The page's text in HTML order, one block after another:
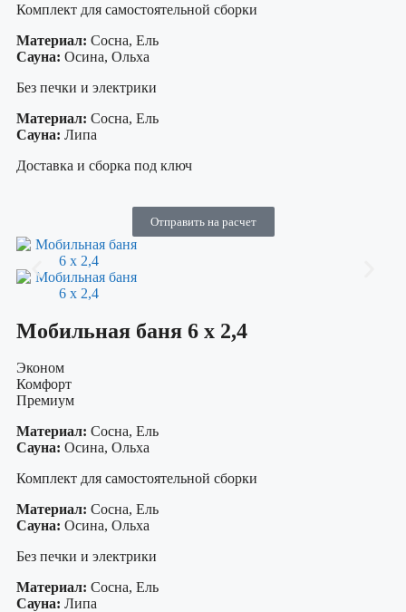
Комплект для самостоятельной сборки
Материал: Сосна, Ель
Сауна: Осина, Ольха
Без печки и электрики
Материал: Сосна, Ель
Сауна: Липа
Доставка и сборка под ключ
Отправить на расчет
Мобильная баня 6 х 2,4
Эконом
Комфорт
Премиум
Материал: Сосна, Ель
Сауна: Осина, Ольха
Комплект для самостоятельной сборки
Материал: Сосна, Ель
Сауна: Осина, Ольха
Без печки и электрики
Материал: Сосна, Ель
Сауна: Липа